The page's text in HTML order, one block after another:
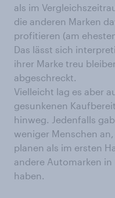
als im
die anderen Marken
profitieren (am
Das lässt sich
ihrer Marke treu
abgeschreckt.
Vielleicht lag es aber
gesunkenen
hinweg. Jedenfalls
weniger Menschen
planen als im ersten
andere Automarken
haben.